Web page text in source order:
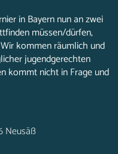
in Bayern nun an zwei
müssen/dürfen,
kommen räumlich und
jugendgerechten
kommt nicht in Frage und
Neusäß